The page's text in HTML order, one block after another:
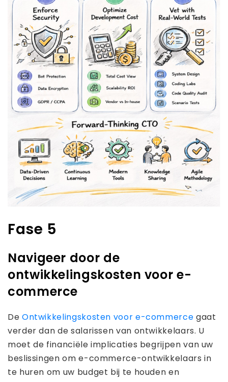
Fase 5
Navigeer door de
ontwikkelingskosten voor e-
commerce
De Ontwikkelingskosten voor e-commerce gaat
verder dan de salarissen van ontwikkelaars. U
moet de financiële implicaties begrijpen van uw
beslissingen om e-commerce-ontwikkelaars in
te huren om uw budget bij te houden en